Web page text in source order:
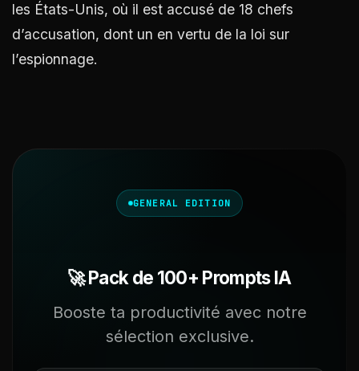
les États-Unis, où il est accusé de 18 chefs
d’accusation, dont un en vertu de la loi sur
l’espionnage​​.
GENERAL EDITION
🚀 Pack de 100+ Prompts IA
Booste ta productivité avec notre
sélection exclusive.